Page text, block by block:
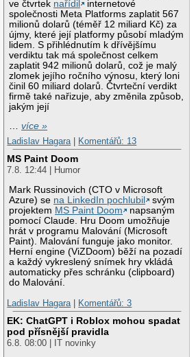
ve čtvrtek nařídil
internetové
společnosti Meta Platforms zaplatit 567
milionů dolarů (téměř 12 miliard Kč) za
újmy, které její platformy působí mladým
lidem. S přihlédnutím k dřívějšímu
verdiktu tak má společnost celkem
zaplatit 942 milionů dolarů, což je malý
zlomek jejího ročního výnosu, který loni
činil 60 miliard dolarů. Čtvrteční verdikt
firmě také nařizuje, aby změnila způsob,
jakým její
…více »
Ladislav Hagara
Komentářů: 13
MS Paint Doom
7.8. 12:44 | Humor
Mark Russinovich (CTO v Microsoft
Azure) se na LinkedIn pochlubil
svým
projektem MS Paint Doom
napsaným
pomocí Claude. Hru Doom umožňuje
hrát v programu Malování (Microsoft
Paint). Malování funguje jako monitor.
Herní engine (ViZDoom) běží na pozadí
a každý vykreslený snímek hry vkládá
automaticky přes schránku (clipboard)
do Malování.
Ladislav Hagara
Komentářů: 3
EK: ChatGPT i Roblox mohou spadat
pod přísnější pravidla
6.8. 08:00 | IT novinky